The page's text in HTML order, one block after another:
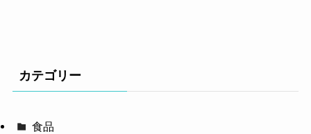
カテゴリー
食品